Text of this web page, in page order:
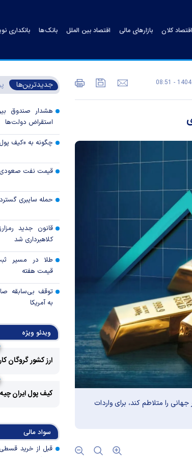
اقتصاد کلان بازارهای مالی اقتصاد بین الملل بانک‌ها بانکداری
را متلاطم کند، برای واردات
جدیدترین‌ها
هشدار صندوق
استقراض دولت‌ها
چگونه به «کیف
قیمت نفت صعودی
حمله سایبری
قانون جدید
کلاهبرداری شد
طلا در مسیر
قیمت هفته
توقف بی‌سابقه
به آمریکا
چرا گاز در اروپا
مزیت رقابتی
عوارض هرمز؛
امنیت دریایی به
رویه جدید ارز
جزئیات
تسعیر ارز واردات
ویدئو ویژه
ارز کشور گروگان
کیف پول ایران
سواد مالی